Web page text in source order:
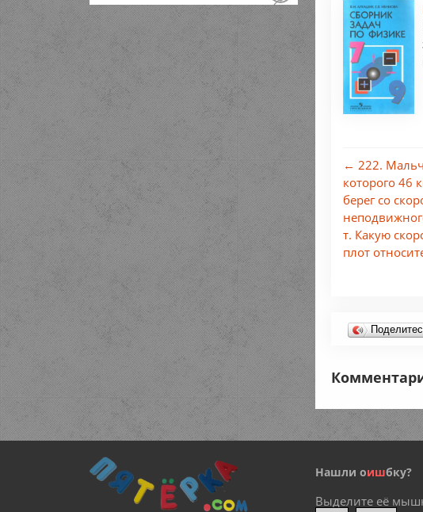
← 222.
которого 46
берег со
т. Какую
плот
Нашли оишбку?
Выделите её